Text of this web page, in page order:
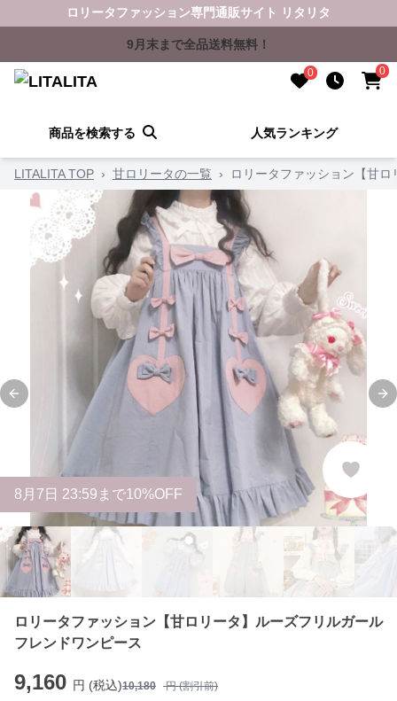
ロリータファッション専門通販サイト リタリタ
9月末まで全品送料無料！
0 0
商品を検索する 人気ランキング
LITALITA TOP › 甘ロリータの一覧 › ロリータファッション【甘
Previous slide
8 月 7 日 23:59まで10%OFF
ロリータファッション【甘ロリータ】ルーズフリルガール
フレンドワンピース
9,160 円 (税込)10,180 円 (割引前)